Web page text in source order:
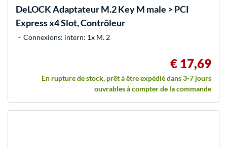
DeLOCKAdaptateur M.2 Key M male > PCI
Express x4 Slot, Contrôleur
Connexions: intern: 1x M. 2
€ 17,69
En rupture de stock, prêt à être expédié dans 3-7 jours
ouvrables à compter de la commande